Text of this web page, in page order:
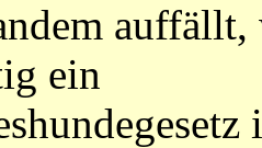
auffällt,
ein